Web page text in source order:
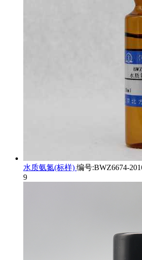
水质氨氮(标样) 编号:BWZ6674-
9